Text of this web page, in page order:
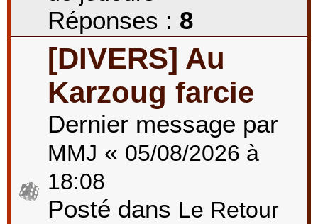
Réponses : 8
[DIVERS] Au
Karzoug farcie
Dernier message par
MMJ « 05/08/2026 à
18:08
Posté dans Le Retour